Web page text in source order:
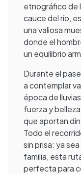
etnográfico de
cauce del río,
una valiosa
donde el
un equilibrio
Durante el
a contemplar
época de
fuerza y
que aportan
Todo el
sin prisa: ya
familia, esta
perfecta para